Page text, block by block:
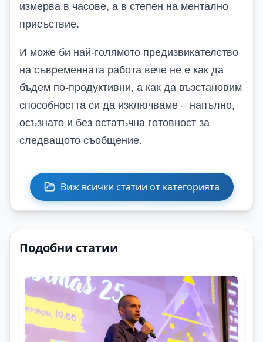
измерва в часове, а в степен на ментално
присъствие.
И може би най-голямото предизвикателство
на съвременната работа вече не е как да
бъдем по-продуктивни, а как да възстановим
способността си да изключваме – напълно,
осъзнато и без остатъчна готовност за
следващото съобщение.
Виж всички статии от категорията
Подобни статии